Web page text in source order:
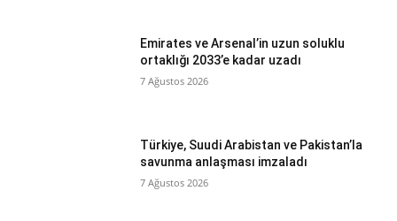
Emirates ve Arsenal’in uzun soluklu
ortaklığı 2033’e kadar uzadı
7 Ağustos 2026
Türkiye, Suudi Arabistan ve Pakistan’la
savunma anlaşması imzaladı
7 Ağustos 2026